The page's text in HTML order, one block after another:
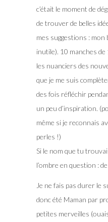
c’était le moment de
de trouver de belles
mes suggestions : mon
inutile). 10 manches
les nuanciers des
que je me suis
des fois réfléchir
un peu d’inspiration.
même si je reconnais
perles !)
Si le nom que tu
l’ombre en question :
Je ne fais pas durer le
donc été Maman par
petites merveilles